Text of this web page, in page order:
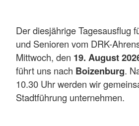
Der diesjährige Tagesausflug
und Senioren vom DRK-
Mittwoch, den 19. August
führt uns nach Boizenburg.
10.30 Uhr werden wir
Stadtführung unternehmen.